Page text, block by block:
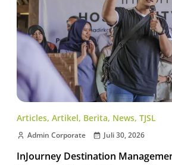
Articles, Artikel, Berita, News, TJSL
Admin Corporate Juli 30, 2026
InJourney Destination